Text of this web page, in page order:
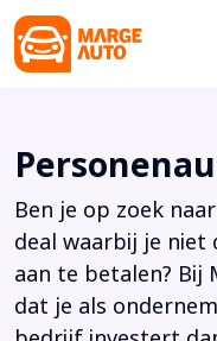
Ben je op zoek
deal waarbij je
aan te betalen? Bij
dat je als